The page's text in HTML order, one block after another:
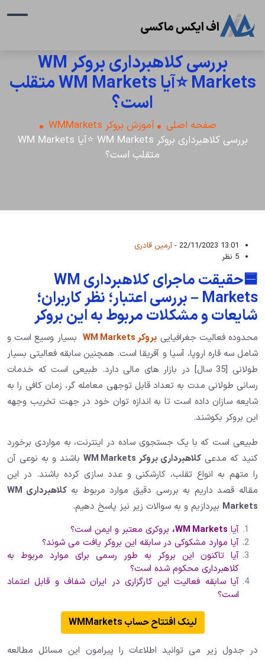
بررسی کلاهبرداری بروکر WM
Markets ⭐️آیا WM Markets متقلب
است؟
صفحه اصلی
آموزش بروکر WMMarkets
بررسی کلاهبرداری بروکر WM Markets ⭐️آیا WM Markets
متقلب است؟
13:01 22/11/2023 -
آرمین قادری
5 نظر
🟦 حقیقت ماجرای کلاهبرداری WM
Markets – بررسی اعتبار؛ نظر کاربران؛
شایعات و مشکلات مربوط به این بروکر
محدوده فعالیت جغرافیایی بروکر WM Markets
بسیار وسیع است و
شامل سه قاره اروپا، آسیا و آفریقا است. همچنین سابقه فعالیتی بسیار
طولانی [35 سال] در بازار های مالی دارد. طبیعی است که خدمات
رسانی طولانی مدت به تعداد قابل توجهی معامله گر، زمان کافی را به
شایعه سازان داده است تا به اندازه توان خود در جهت تخریب وجهه
این بروکر بکوشند.
طبیعی است که با یک جستجوی ساده در اینترنت، به مواردی برخورد
کنید که مدعی کلاهبرداری بروکر WM Markets
باشند و به نوعی آن
را متهم به انواع تقلب، کارشکنی و عدد سازی کرده باشند. در این
مقاله قصد داریم به بررسی دقیق موارد مربوط به
کلاهبرداری WM
Markets بپردازیم و به سوالات زیر نیز پاسخ دهیم.
آیا WM Markets، بروکری معتبر و ایمن است؟
آیا موارد مشکوکی در سابقه این بروکر یافت می شوند؟
آیا تاکنون این بروکر به طور رسمی برای موارد مربوط به
کلاهبرداری محکوم شده است؟
آیا سابقه فعالیت این کارگزاری در ایران شفاف و قابل اعتماد
است؟
لینک افتتاح حساب WMMarkets
در جدول زیر می توانید اطلاعات را پیرامون این مسائل مطالعه